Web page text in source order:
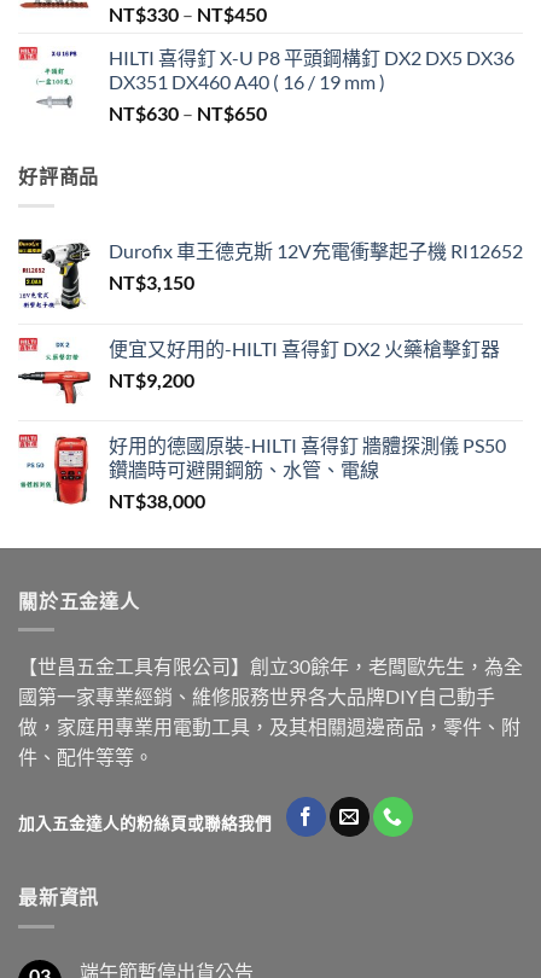
NT$330 – NT$450價
範
圍：
NT$330
HILTI 喜得釘 X-U P8 平頭鋼構釘 DX2 DX5 DX36
DX351 DX460 A40 ( 16 / 19 mm )
NT$630 – NT$650價
到
NT$650
好評商品
Durofix 車王德克斯 12V充電衝擊起子機 RI12652
NT$3,150
便宜又好用的-HILTI 喜得釘 DX2 火藥槍擊釘器
NT$9,200
好用的德國原裝-HILTI 喜得釘 牆體探測儀 PS50
鑽牆時可避開鋼筋、水管、電線
NT$38,000
關於五金達人
【世昌五金工具有限公司】創立30餘年，老闆歐先生，為全
國第一家專業經銷、維修服務世界各大品牌DIY自己動手
做，家庭用專業用電動工具，及其相關週邊商品，零件、附
件、配件等等。
加入五金達人的粉絲頁或聯絡我們
最新資訊
端午節暫停出貨公告